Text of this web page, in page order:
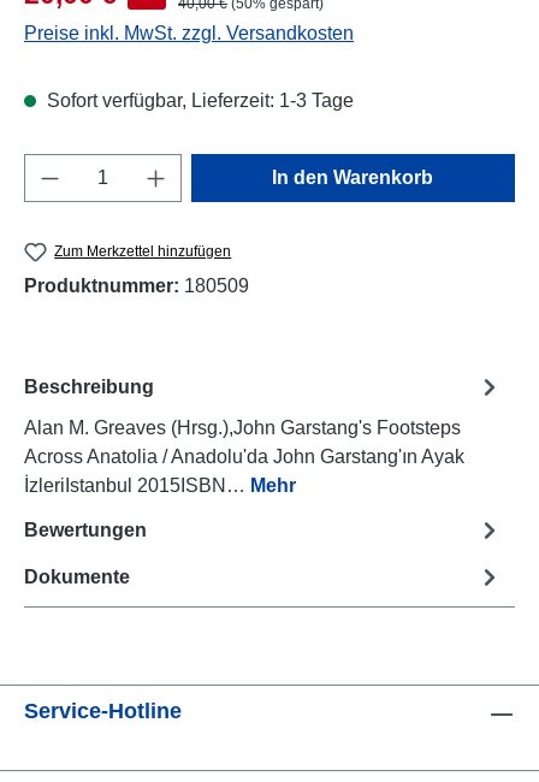
Preise inkl. MwSt. zzgl. Versandkosten
Sofort verfügbar, Lieferzeit: 1-3 Tage
Produkt Anzahl: Gib den gewünschten
In den Warenkorb
Zum Merkzettel hinzufügen
Produktnummer: 180509
Beschreibung
Alan M. Greaves (Hrsg.),John Garstang's Footsteps
Across Anatolia / Anadolu'da John Garstang'ın Ayak
İzleriIstanbul 2015ISBN… Mehr
Bewertungen
Dokumente
Service-Hotline